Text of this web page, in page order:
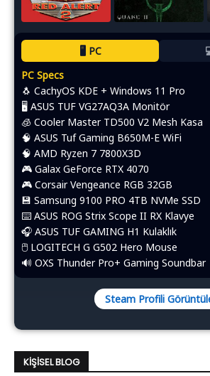
🖥️ PC
PC Specs
🐧 CachyOS KDE + Windows 11 Pro
🖥️ ASUS TUF VG27AQ3A Monitör
🧊 Cooler Master TD500 V2 Mesh Kasa
🧠 ASUS Tuf Gaming B650M-E WiFi
🧠 AMD Ryzen 7 7800X3D
🎮 Galax GeForce RTX 4070
🎮 Corsair Vengeance RGB 32GB
💾 Samsung 9100 PRO 4TB NVMe SSD
⌨️​ ASUS ROG Strix Scope II RX Klavye
🎧 ASUS TUF GAMING H1 Kulaklık
🖱️​ LOGITECH G G502 Hero Mouse
🔊 OXS Thunder Pro+ Gaming Soundbar
Steam Profili
KIŞISEL BLOG